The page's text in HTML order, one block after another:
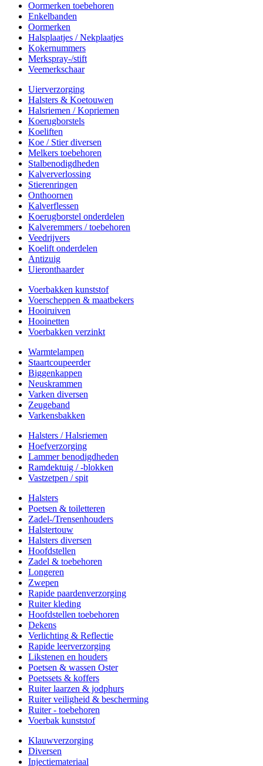
Oormerken toebehoren
Enkelbanden
Oormerken
Halsplaatjes / Nekplaatjes
Kokernummers
Merkspray-/stift
Veemerkschaar
Uierverzorging
Halsters & Koetouwen
Halsriemen / Kopriemen
Koerugborstels
Koeliften
Koe / Stier diversen
Melkers toebehoren
Stalbenodigdheden
Kalververlossing
Stierenringen
Onthoornen
Kalverflessen
Koerugborstel onderdelen
Kalveremmers / toebehoren
Veedrijvers
Koelift onderdelen
Antizuig
Uieronthaarder
Voerbakken kunststof
Voerscheppen & maatbekers
Hooiruiven
Hooinetten
Voerbakken verzinkt
Warmtelampen
Staartcoupeerder
Biggenkappen
Neuskrammen
Varken diversen
Zeugeband
Varkensbakken
Halsters / Halsriemen
Hoefverzorging
Lammer benodigdheden
Ramdektuig / -blokken
Vastzetpen / spit
Halsters
Poetsen & toiletteren
Zadel-/Trensenhouders
Halstertouw
Halsters diversen
Hoofdstellen
Zadel & toebehoren
Longeren
Zwepen
Rapide paardenverzorging
Ruiter kleding
Hoofdstellen toebehoren
Dekens
Verlichting & Reflectie
Rapide leerverzorging
Likstenen en houders
Poetsen & wassen Oster
Poetssets & koffers
Ruiter laarzen & jodphurs
Ruiter veiligheid & bescherming
Ruiter - toebehoren
Voerbak kunststof
Klauwverzorging
Diversen
Injectiemateriaal